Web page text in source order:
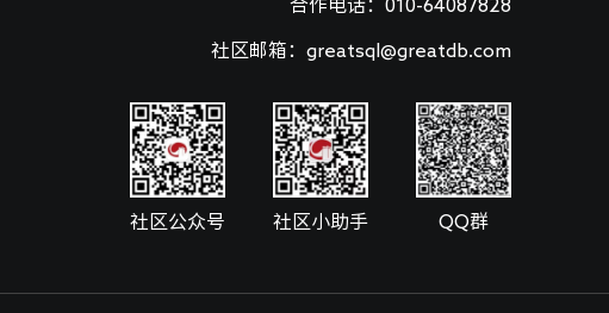
合作电话：010-64087828
社区邮箱：greatsql@greatdb.com
社区公众号 社区小助手 QQ群